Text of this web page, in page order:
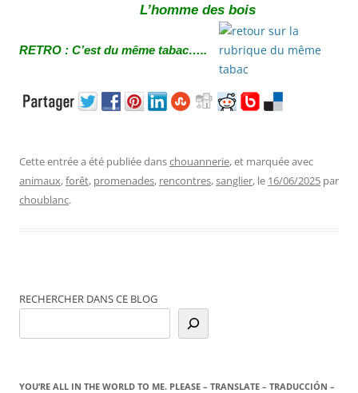
L’homme des bois
RETRO : C’est du même tabac…..
Cette entrée a été publiée danschouannerie, et marquée avec
animaux,forêt, promenades, rencontres,sanglier, le 16/06/2025 par
choublanc.
RECHERCHER DANS CE BLOG
YOU’RE ALL IN THE WORLD TO ME. PLEASE – TRANSLATE – TRADUCCIÓN –